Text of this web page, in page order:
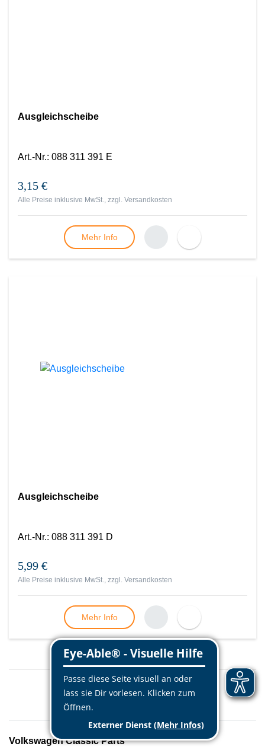
Ausgleichscheibe
Art.-Nr.: 088 311 391 E
3,15 €
Alle Preise inklusive MwSt., zzgl. Versandkosten
Mehr Info
Ausgleichscheibe
Art.-Nr.: 088 311 391 D
5,99 €
Alle Preise inklusive MwSt., zzgl. Versandkosten
Mehr Info
Mehr laden
Volkswagen Classic Parts